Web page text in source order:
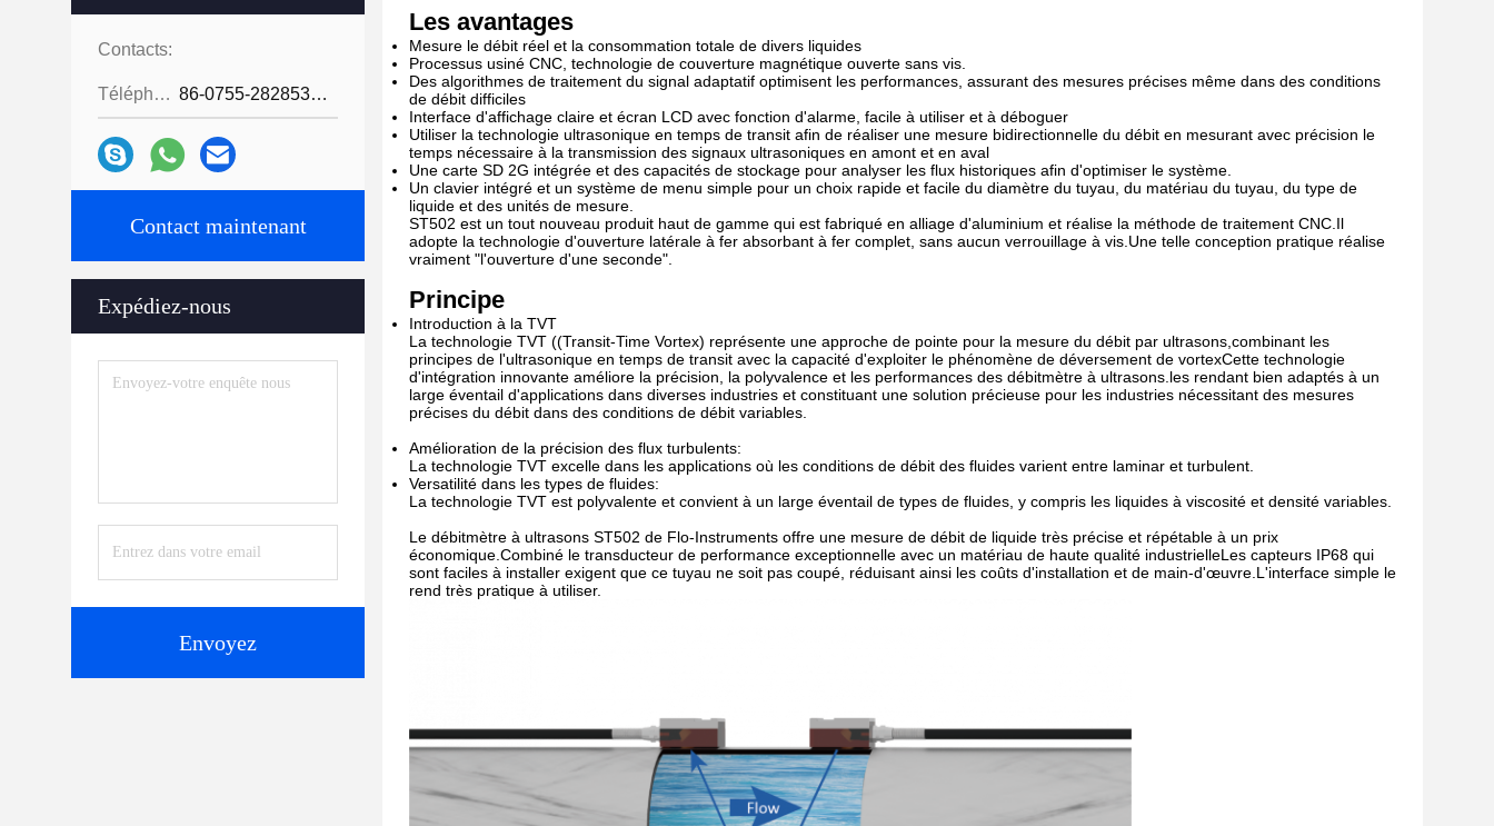
Contacts:
Téléphone: 86-0755-28285391
Contact maintenant
Expédiez-nous
Envoyez
Les avantages
Mesure le débit réel et la consommation totale de divers liquides
Processus usiné CNC, technologie de couverture magnétique ouverte sans vis.
Des algorithmes de traitement du signal adaptatif optimisent les performances, assurant des mesures précises même dans des conditions
de débit difficiles
Interface d'affichage claire et écran LCD avec fonction d'alarme, facile à utiliser et à déboguer
Utiliser la technologie ultrasonique en temps de transit afin de réaliser une mesure bidirectionnelle du débit en mesurant avec précision le
temps nécessaire à la transmission des signaux ultrasoniques en amont et en aval
Une carte SD 2G intégrée et des capacités de stockage pour analyser les flux historiques afin d'optimiser le système.
Un clavier intégré et un système de menu simple pour un choix rapide et facile du diamètre du tuyau, du matériau du tuyau, du type de
liquide et des unités de mesure.
ST502 est un tout nouveau produit haut de gamme qui est fabriqué en alliage d'aluminium et réalise la méthode de traitement CNC.Il
adopte la technologie d'ouverture latérale à fer absorbant à fer complet, sans aucun verrouillage à vis.Une telle conception pratique réalise
vraiment "l'ouverture d'une seconde".
Principe
Introduction à la TVT
La technologie TVT ((Transit-Time Vortex) représente une approche de pointe pour la mesure du débit par ultrasons,combinant les
principes de l'ultrasonique en temps de transit avec la capacité d'exploiter le phénomène de déversement de vortexCette technologie
d'intégration innovante améliore la précision, la polyvalence et les performances des débitmètre à ultrasons.les rendant bien adaptés à un
large éventail d'applications dans diverses industries et constituant une solution précieuse pour les industries nécessitant des mesures
précises du débit dans des conditions de débit variables.
Amélioration de la précision des flux turbulents:
La technologie TVT excelle dans les applications où les conditions de débit des fluides varient entre laminar et turbulent.
Versatilité dans les types de fluides:
La technologie TVT est polyvalente et convient à un large éventail de types de fluides, y compris les liquides à viscosité et densité variables.
Le débitmètre à ultrasons ST502 de Flo-Instruments offre une mesure de débit de liquide très précise et répétable à un prix
économique.Combiné le transducteur de performance exceptionnelle avec un matériau de haute qualité industrielleLes capteurs IP68 qui
sont faciles à installer exigent que ce tuyau ne soit pas coupé, réduisant ainsi les coûts d'installation et de main-d'œuvre.L'interface simple le
rend très pratique à utiliser.